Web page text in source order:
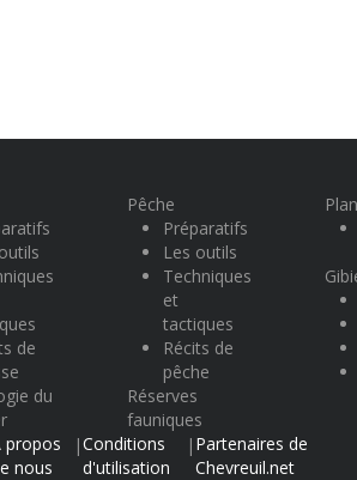
de
du
Pêche
Préparatifs
Les outils
Techniques
et
tactiques
Récits de
pêche
Réserves
fauniques
propos
nous
|Conditions
d'utilisation
| Partenaires de
Chevreuil.net